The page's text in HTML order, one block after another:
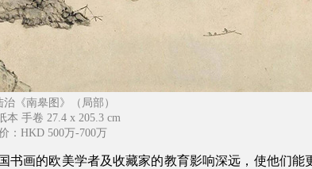
治《南皋图》（局部）
本 手卷 27.4 x 205.3 cm
：HKD 500万-700万
画的欧美学者及收藏家的教育影响深远，使他们